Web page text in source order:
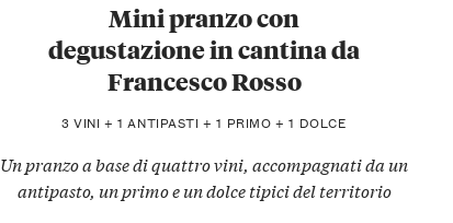
Mini pranzo con
degustazione in cantina da
Francesco Rosso
3 VINI + 1 ANTIPASTI + 1 PRIMO + 1 DOLCE
Un pranzo a base di quattro vini, accompagnati da un
antipasto, un primo e un dolce tipici del territorio